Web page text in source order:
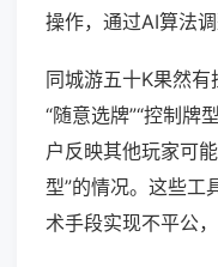
操作，通过AI算法
同城游五十K果然
“随意选牌”“控制牌
户反映其他玩家可
型”的情况。这些工
术手段实现不平公，